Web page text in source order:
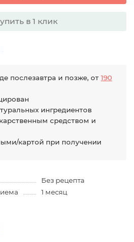
в 1 клик
послезавтра и позже, от 190
ингредиентов
средством и
картой при получении
Без рецепта
1 месяц